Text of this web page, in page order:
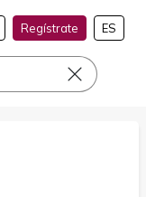
Regístrate ES